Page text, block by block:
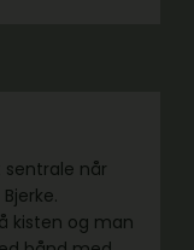
når
kisten og man